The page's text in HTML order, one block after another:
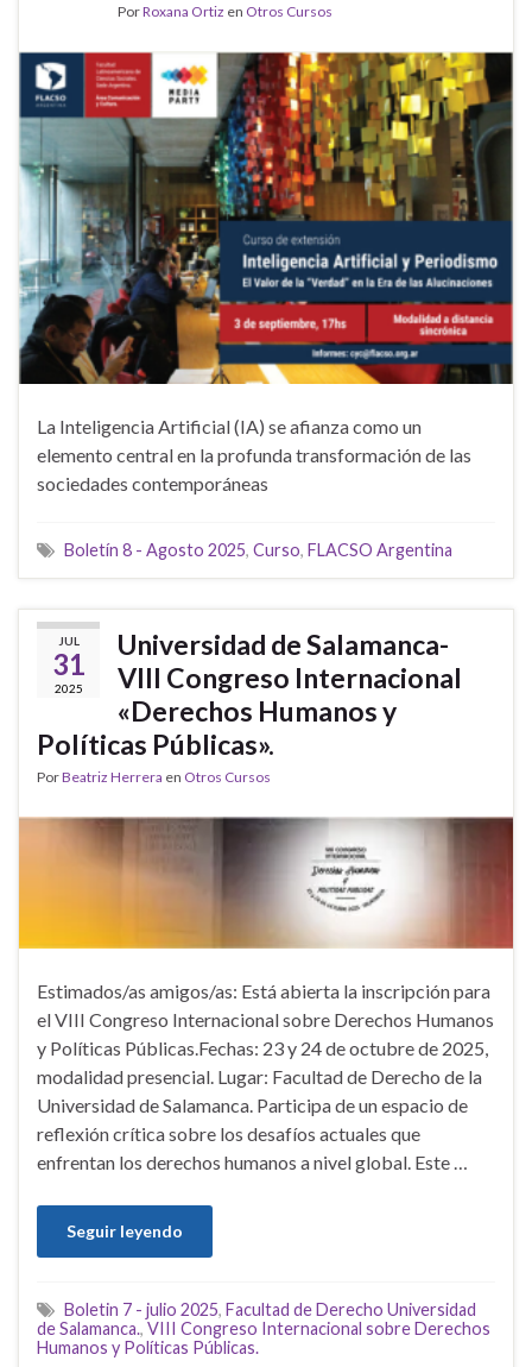
PorRoxana Ortiz en Otros Cursos
La Inteligencia Artificial (IA) se afianza como un
elemento central en la profunda transformación de las
sociedades contemporáneas
Boletín 8 - Agosto 2025, Curso, FLACSO Argentina
JUL
31
2025
Universidad de Salamanca-
VIII Congreso Internacional
«Derechos Humanos y
Políticas Públicas».
PorBeatriz Herrera en Otros Cursos
Estimados/as amigos/as: Está abierta la inscripción para
el VIII Congreso Internacional sobre Derechos Humanos
y Políticas Públicas.Fechas: 23 y 24 de octubre de 2025,
modalidad presencial. Lugar: Facultad de Derecho de la
Universidad de Salamanca. Participa de un espacio de
reflexión crítica sobre los desafíos actuales que
enfrentan los derechos humanos a nivel global. Este …
Seguir leyendo
Boletin 7 - julio 2025, Facultad de Derecho Universidad
de Salamanca., VIII Congreso Internacional sobre Derechos
Humanos y Políticas Públicas.